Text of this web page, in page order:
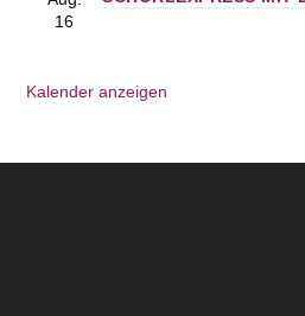
16
Kalender anzeigen